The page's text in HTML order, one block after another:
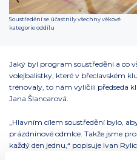
Soustředění se účastnily všechny věkové
kategorie oddílu
Jaký byl program soustředění a co
volejbalistky, které v břeclavském
trénovaly, to nám vylíčili předseda
Jana Šlancarová.
„Hlavním cílem soustředění bylo,
prázdninové odmlce. Takže jsme
každý den jednu,“ popisuje Ivan